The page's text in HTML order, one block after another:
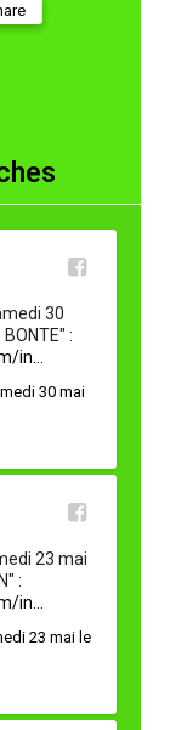
30
in...
23 mai
in...